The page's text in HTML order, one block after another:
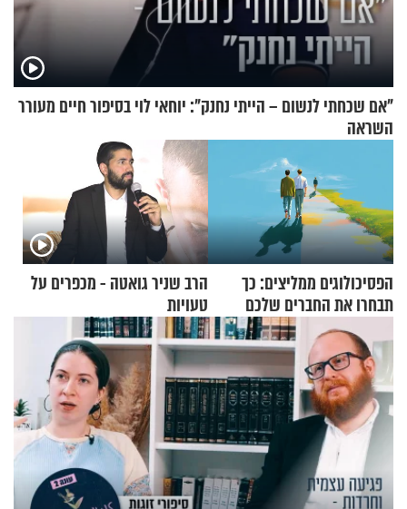
"אם שכחתי לנשום – הייתי נחנק": יוחאי לוי בסיפור חיים מעורר
השראה
הפסיכולוגים ממליצים: כך
תבחרו את החברים שלכם
הרב שניר גואטה - מכפרים על
טעויות